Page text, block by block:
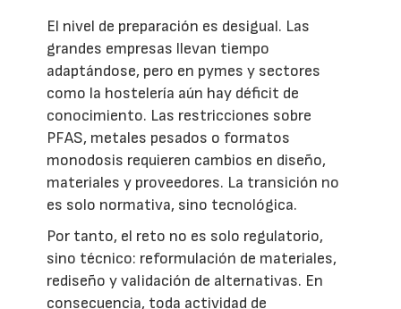
El nivel de preparación es desigual. Las
grandes empresas llevan tiempo
adaptándose, pero en pymes y sectores
como la hostelería aún hay déficit de
conocimiento. Las restricciones sobre
PFAS, metales pesados o formatos
monodosis requieren cambios en diseño,
materiales y proveedores. La transición no
es solo normativa, sino tecnológica.
Por tanto, el reto no es solo regulatorio,
sino técnico: reformulación de materiales,
rediseño y validación de alternativas. En
consecuencia, toda actividad de